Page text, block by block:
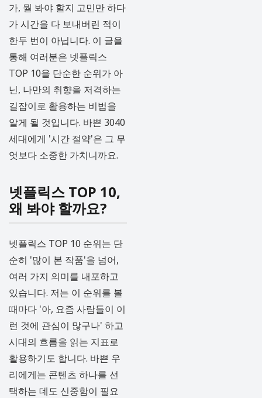
가, 뭘 봐야 할지 고민만 하다
가 시간을 다 보내버린 적이
한두 번이 아닙니다. 이 글을
통해 여러분은 넷플릭스
TOP 10을 단순한 순위가 아
닌, 나만의 취향을 저격하는
길잡이로 활용하는 비법을
알게 될 것입니다. 바쁜 3040
세대에게 '시간 절약'은 그 무
엇보다 소중한 가치니까요.
넷플릭스 TOP 10,
왜 봐야 할까요?
넷플릭스 TOP 10 순위는 단
순히 '많이 본 작품'을 넘어,
여러 가지 의미를 내포하고
있습니다. 저는 이 순위를 볼
때마다 '아, 요즘 사람들이 이
런 것에 관심이 많구나' 하고
시대의 흐름을 읽는 지표로
활용하기도 합니다. 바쁜 우
리에게는 콘텐츠 하나를 선
택하는 데도 신중함이 필요